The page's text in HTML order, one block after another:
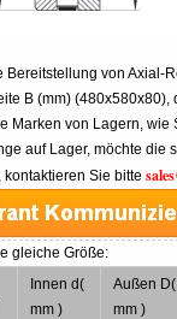
von Axial-
B (mm)
von Lagern, wie
auf Lager, möchte die
kontaktieren Sie bitte
gleiche Größe:
Innen d(
mm )
Außen D(
mm )